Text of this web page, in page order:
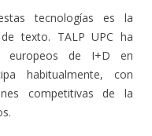
tecnologías es la
texto. TALP UPC ha
europeos de I+D en
habitualmente, con
competitivas de la